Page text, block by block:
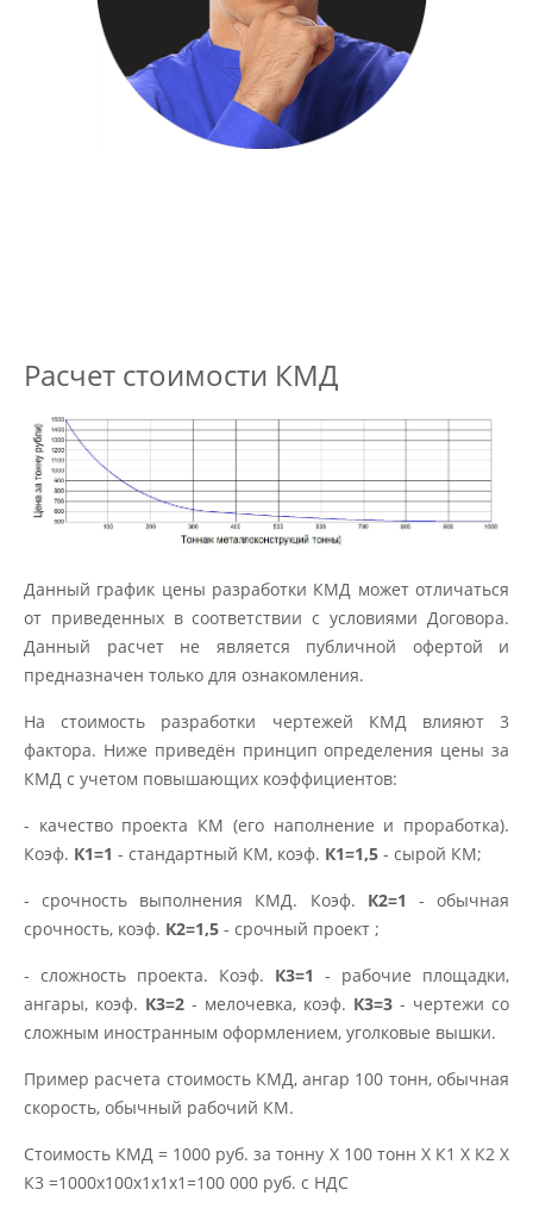
Расчет стоимости КМД
Данный график цены разработки КМД может отличаться
от приведенных в соответствии с условиями Договора.
Данный расчет не является публичной офертой и
предназначен только для ознакомления.
На стоимость разработки чертежей КМД влияют 3
фактора. Ниже приведён принцип определения цены за
КМД с учетом повышающих коэффициентов:
- качество проекта КМ (его наполнение и проработка).
Коэф. К1=1 - стандартный КМ, коэф. К1=1,5 - сырой КМ;
- срочность выполнения КМД. Коэф. К2=1 - обычная
срочность, коэф. К2=1,5 - срочный проект ;
- сложность проекта. Коэф. К3=1 - рабочие площадки,
ангары, коэф. К3=2 - мелочевка, коэф. К3=3 - чертежи со
сложным иностранным оформлением, уголковые вышки.
Пример расчета стоимость КМД, ангар 100 тонн, обычная
скорость, обычный рабочий КМ.
Стоимость КМД = 1000 руб. за тонну Х 100 тонн Х К1 Х К2 Х
К3 =1000х100х1х1х1=100 000 руб. с НДС